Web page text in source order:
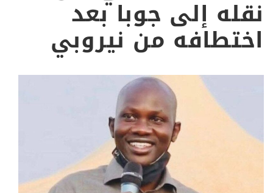
نقله إلى جوبا بعد
اختطافه من نيروبي